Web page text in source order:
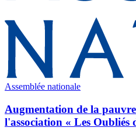
Assemblée nationale
Augmentation de la
l'association « Les Oubliés